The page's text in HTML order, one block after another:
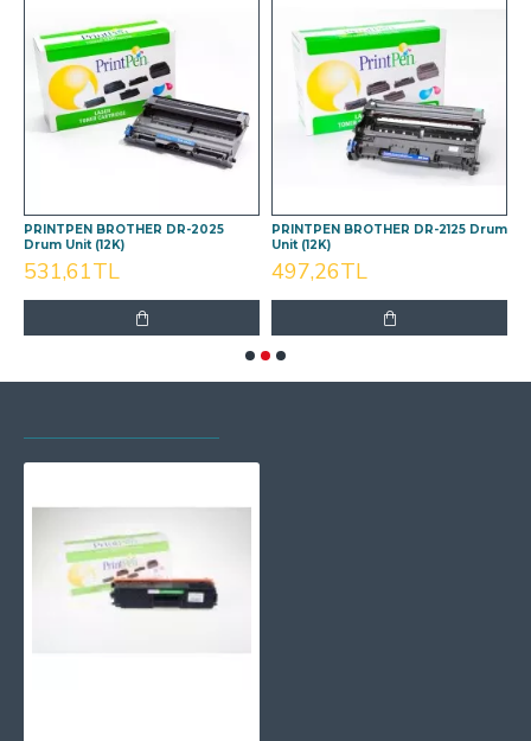
PRINTPEN BROTHER DR-2025
Drum Unit (12K)
531,61TL
PRINTPEN BROTHER DR-2125 Drum
Unit (12K)
497,26TL